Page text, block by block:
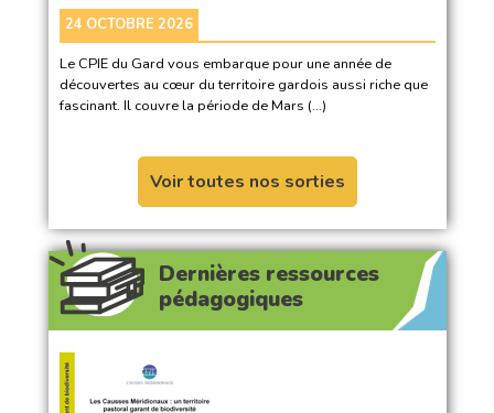
24 OCTOBRE 2026
Le CPIE du Gard vous embarque pour une année de
découvertes au cœur du territoire gardois aussi riche que
fascinant. Il couvre la période de Mars (…)
Voir toutes nos sorties
Dernières ressources
pédagogiques